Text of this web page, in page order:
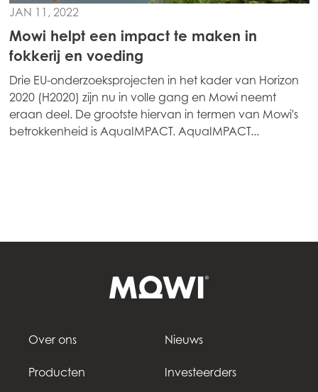
Mowi Netherlands
Mowi Norway
Mowi Poland
Mowi Scotland
Mowi Spain
JAN 11, 2022
Mowi helpt een impact te maken in
fokkerij en voeding
Drie EU-onderzoeksprojecten in het kader van Horizon
2020 (H2020) zijn nu in volle gang en Mowi neemt
eraan deel. De grootste hiervan in termen van Mowi's
betrokkenheid is AquaIMPACT. AquaIMPACT...
Over ons
Producten
Nieuws
Investeerders